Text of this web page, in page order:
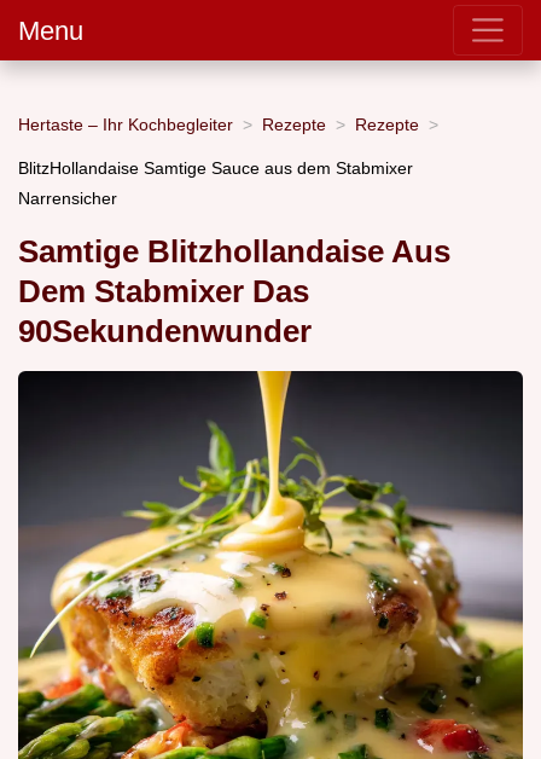
Menu
Hertaste – Ihr Kochbegleiter Rezepte Rezepte
BlitzHollandaise Samtige Sauce aus dem Stabmixer
Narrensicher
Samtige Blitzhollandaise Aus
Dem Stabmixer Das
90Sekundenwunder